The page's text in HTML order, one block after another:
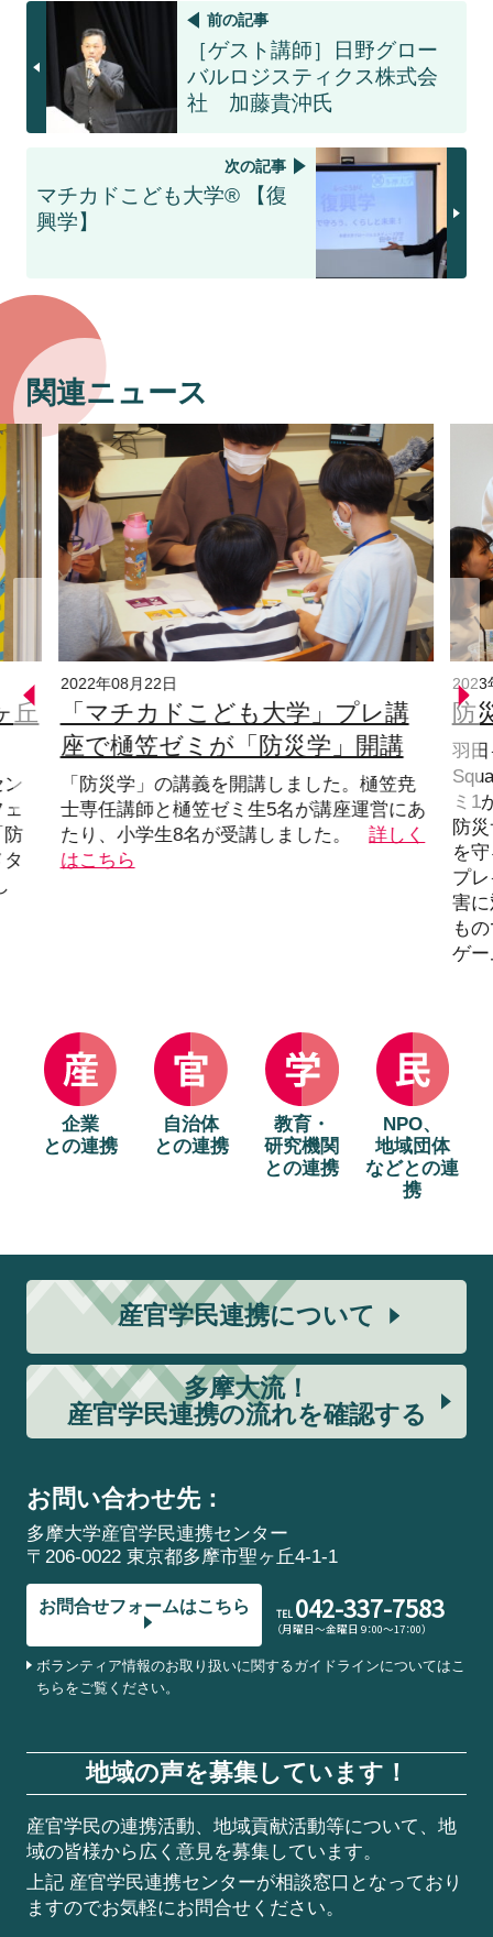
前の記事
［ゲスト講師］日野グロー
バルロジスティクス株式会
社 加藤貴沖氏
次の記事
マチカドこども大学® 【復
興学】
関連ニュース
丘
防
2022年08月22日
「マチカドこども大学」プレ講
座で樋笠ゼミが「防災学」開講
「防災学」の講義を開講しました。樋笠尭
士専任講師と樋笠ゼミ生5名が講座運営にあ
たり、小学生8名が受講しました。
詳しく
はこちら
2023
防
羽
ミ1
防
を
プ
害
も
ゲ
企業
との連携
自治体
との連携
教育・
研究機関
との連携
NPO、
地域団体
などとの連
携
産官学民連携について
多摩大流！
産官学民連携の流れを確認する
お問い合わせ先：
多摩大学産官学民連携センター
〒206-0022 東京都多摩市聖ヶ丘4-1-1
お問合せフォームはこちら TEL 042-337-7583
（月曜日～金曜日 9：00～17：00）
ボランティア情報のお取り扱いに関するガイドラインについてはこ
ちらをご覧ください。
地域の声を募集しています！
産官学民の連携活動、地域貢献活動等について、地
域の皆様から広く意見を募集しています。
上記 産官学民連携センターが相談窓口となっており
ますのでお気軽にお問合せください。